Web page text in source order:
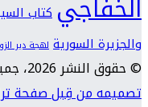
الخفاجي كتاب
والجزيرة السورية لهجة دير
© حقوق النشر 2026، جميع الحقوق محفوظة |
تصميمه من قِبل صفحة